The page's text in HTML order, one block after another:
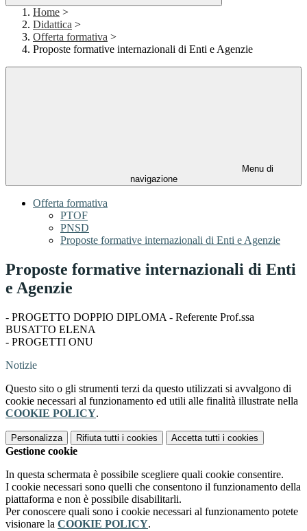
Home >
Didattica >
Offerta formativa >
Proposte formative internazionali di Enti e Agenzie
Menu di
navigazione
Offerta formativa
PTOF
PNSD
Proposte formative internazionali di Enti e Agenzie
Proposte formative internazionali di Enti
e Agenzie
- PROGETTO DOPPIO DIPLOMA - Referente Prof.ssa
BUSATTO ELENA
- PROGETTI ONU
Notizie
Questo sito o gli strumenti terzi da questo utilizzati si avvalgono di
cookie necessari al funzionamento ed utili alle finalità illustrate nella
COOKIE POLICY.
Personalizza Rifiuta tutti i cookies Accetta tutti i cookies
Gestione cookie
In questa schermata è possibile scegliere quali cookie consentire.
I cookie necessari sono quelli che consentono il funzionamento della
piattaforma e non è possibile disabilitarli.
Per conoscere quali sono i cookie necessari al funzionamento potete
visionare la COOKIE POLICY.